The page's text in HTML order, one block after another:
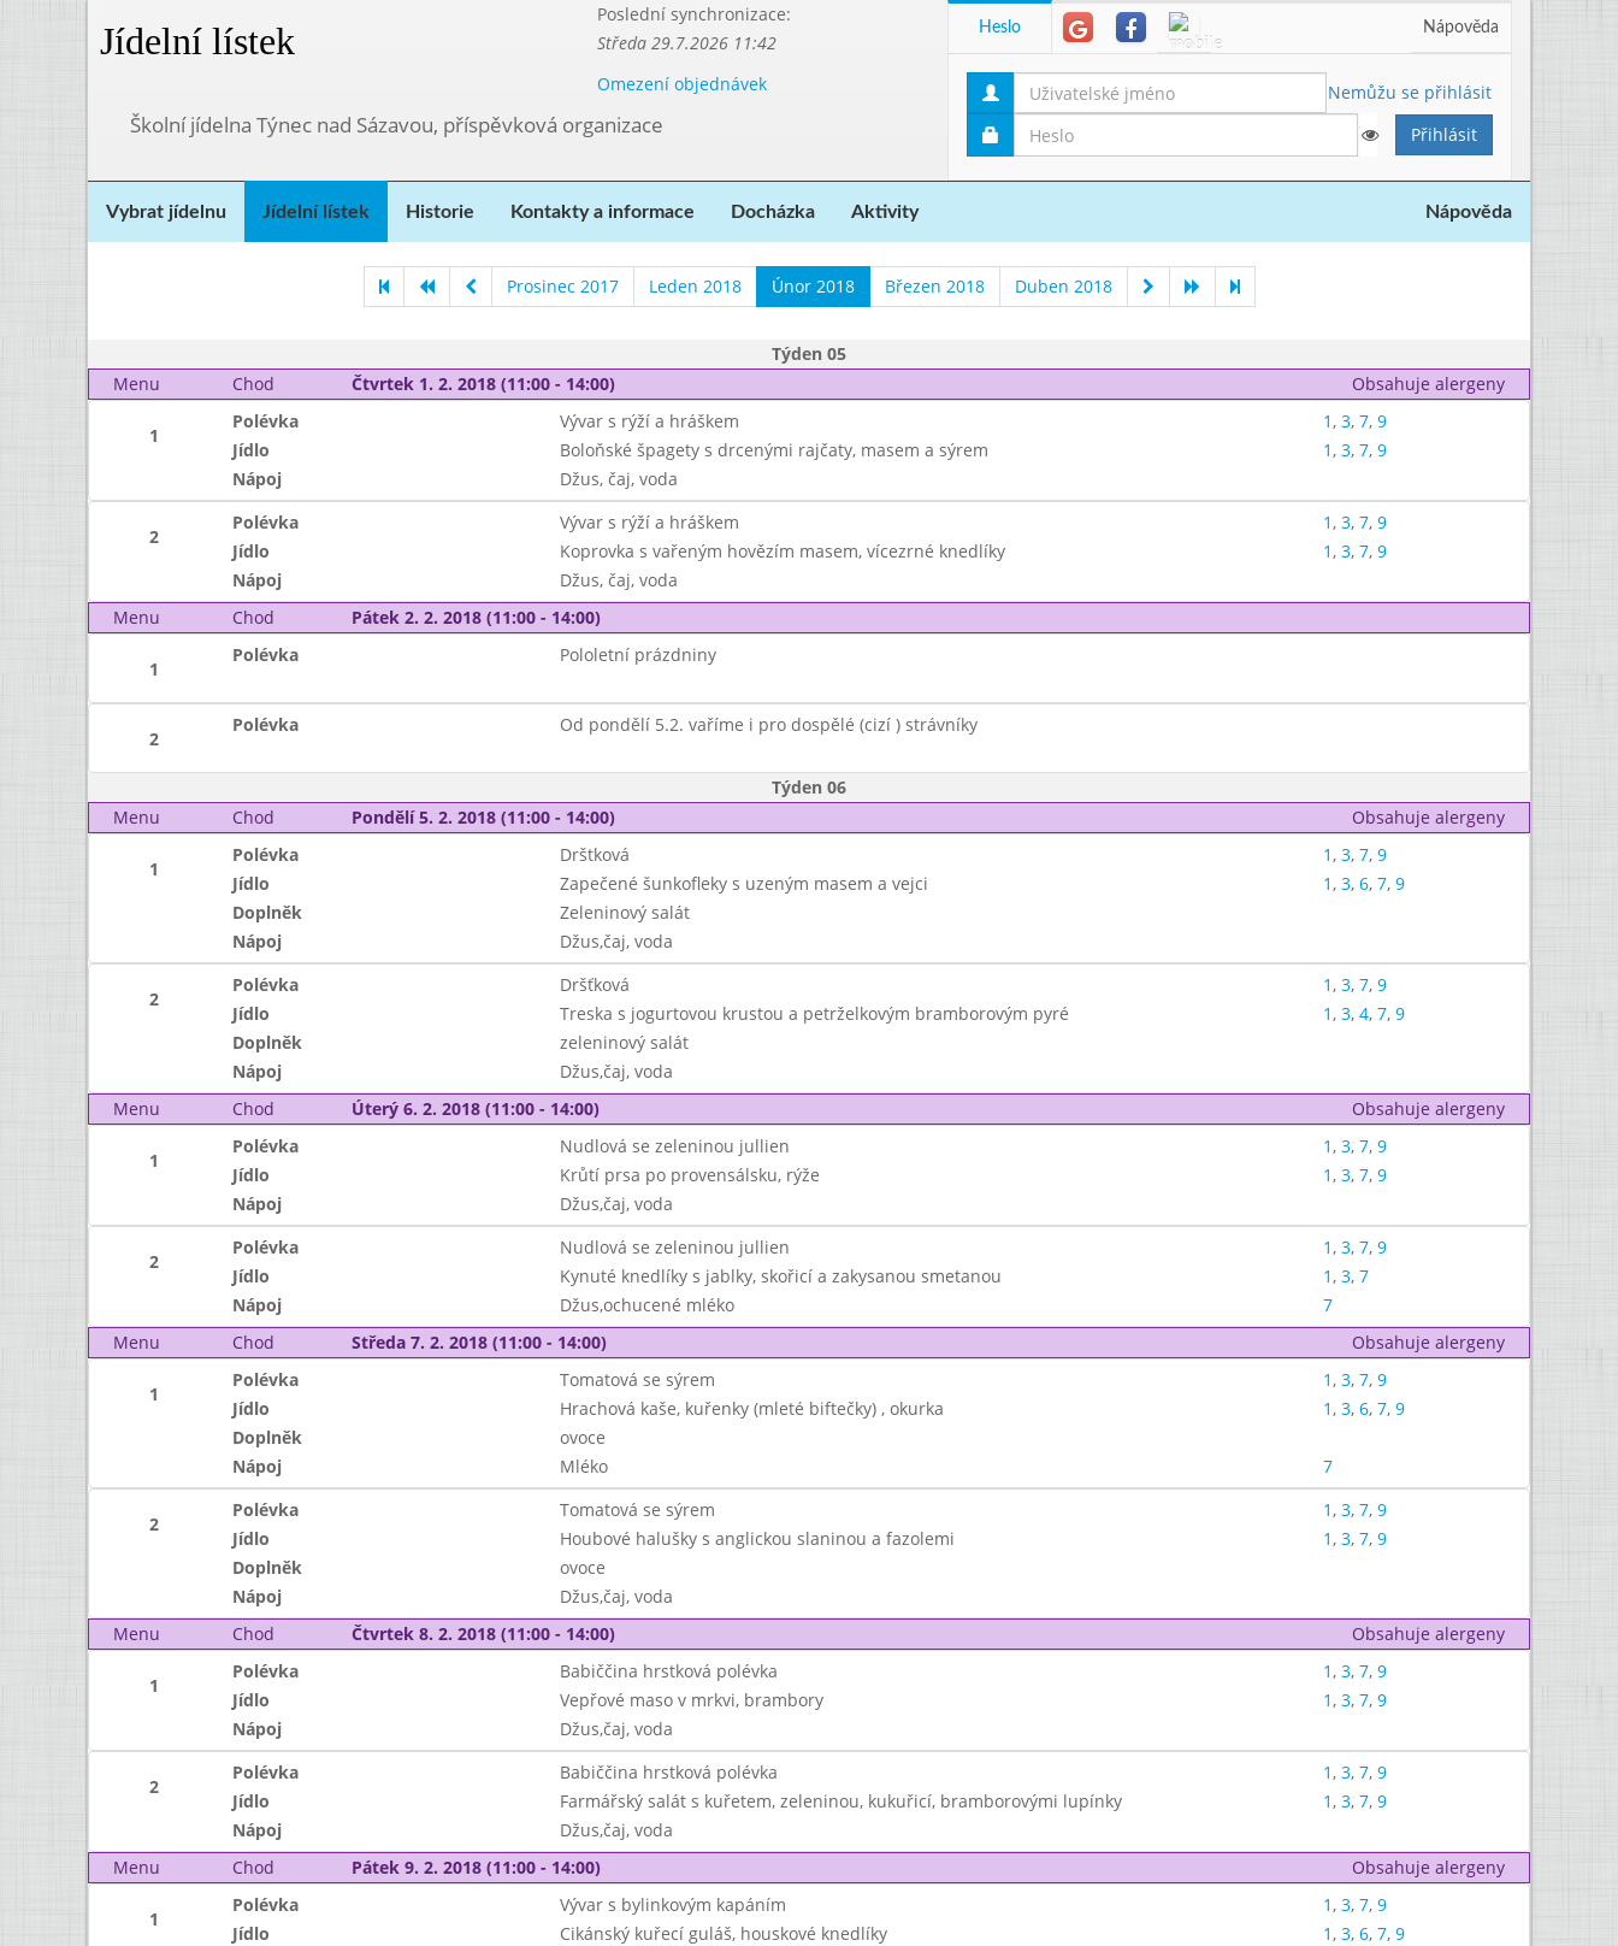
Jídelní lístek
Poslední synchronizace:
Středa 29.7.2026 11:42
Omezení objednávek
Školní jídelna Týnec nad Sázavou, příspěvková organizace
Heslo Nápověda
Nemůžu se přihlásit
Vybrat jídelnu Jídelní lístek Historie Kontakty a informace Docházka Aktivity Nápověda
Prosinec 2017 Leden 2018 Únor 2018 Březen 2018 Duben 2018
Týden 05
Menu
Chod Čtvrtek 1. 2. 2018 (11:00 - 14:00) Obsahuje alergeny
1
Polévka Vývar s rýží a hráškem 1, 3, 7, 9
Jídlo
Boloňské špagety s drcenými rajčaty, masem a sýrem 1, 3, 7, 9
Nápoj
Džus, čaj, voda
2
Polévka Vývar s rýží a hráškem 1, 3, 7, 9
Jídlo
Koprovka s vařeným hovězím masem, vícezrné knedlíky 1, 3, 7, 9
Nápoj
Džus, čaj, voda
Menu
Chod Pátek 2. 2. 2018 (11:00 - 14:00)
1
Polévka Pololetní prázdniny
2
Polévka Od pondělí 5.2. vaříme i pro dospělé (cizí ) strávníky
Týden 06
Menu
Chod Pondělí 5. 2. 2018 (11:00 - 14:00) Obsahuje alergeny
1
Polévka Drštková 1, 3, 7, 9
Jídlo
Zapečené šunkofleky s uzeným masem a vejci 1, 3, 6, 7, 9
Doplněk
Zeleninový salát
Nápoj
Džus,čaj, voda
2
Polévka Dršťková 1, 3, 7, 9
Jídlo
Treska s jogurtovou krustou a petrželkovým bramborovým pyré 1, 3, 4, 7, 9
Doplněk
zeleninový salát
Nápoj
Džus,čaj, voda
Menu
Chod Úterý 6. 2. 2018 (11:00 - 14:00) Obsahuje alergeny
1
Polévka Nudlová se zeleninou jullien 1, 3, 7, 9
Jídlo
Krůtí prsa po provensálsku, rýže 1, 3, 7, 9
Nápoj
Džus,čaj, voda
2
Polévka Nudlová se zeleninou jullien 1, 3, 7, 9
Jídlo
Kynuté knedlíky s jablky, skořicí a zakysanou smetanou 1, 3, 7
Nápoj
Džus,ochucené mléko
7
Menu
Chod Středa 7. 2. 2018 (11:00 - 14:00) Obsahuje alergeny
1
Polévka Tomatová se sýrem 1, 3, 7, 9
Jídlo
Hrachová kaše, kuřenky (mleté biftečky) , okurka 1, 3, 6, 7, 9
Doplněk
ovoce
Nápoj
Mléko 7
2
Polévka Tomatová se sýrem 1, 3, 7, 9
Jídlo
Houbové halušky s anglickou slaninou a fazolemi 1, 3, 7, 9
Doplněk
ovoce
Nápoj
Džus,čaj, voda
Menu
Chod Čtvrtek 8. 2. 2018 (11:00 - 14:00) Obsahuje alergeny
1
Polévka Babiččina hrstková polévka 1, 3, 7, 9
Jídlo
Vepřové maso v mrkvi, brambory 1, 3, 7, 9
Nápoj
Džus,čaj, voda
2
Polévka Babiččina hrstková polévka 1, 3, 7, 9
Jídlo
Farmářský salát s kuřetem, zeleninou, kukuřicí, bramborovými lupínky 1, 3, 7, 9
Nápoj
Džus,čaj, voda
Menu
Chod Pátek 9. 2. 2018 (11:00 - 14:00) Obsahuje alergeny
1
Polévka Vývar s bylinkovým kapáním 1, 3, 7, 9
Jídlo
Cikánský kuřecí guláš, houskové knedlíky 1, 3, 6, 7, 9